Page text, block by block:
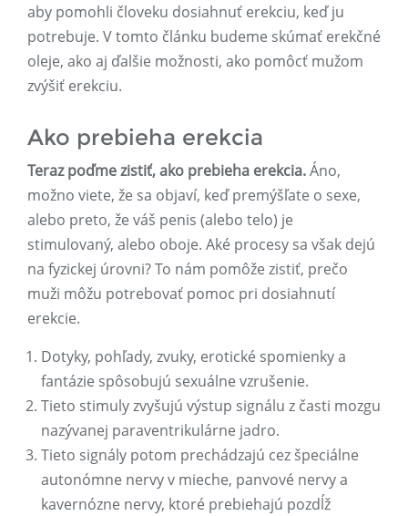
aby pomohli človeku dosiahnuť erekciu, keď ju
potrebuje. V tomto článku budeme skúmať erekčné
oleje, ako aj ďalšie možnosti, ako pomôcť mužom
zvýšiť erekciu.
Ako prebieha erekcia
Teraz poďme zistiť, ako prebieha erekcia.Áno,
možno viete, že sa objaví, keď premýšľate o sexe,
alebo preto, že váš penis (alebo telo) je
stimulovaný, alebo oboje. Aké procesy sa však dejú
na fyzickej úrovni? To nám pomôže zistiť, prečo
muži môžu potrebovať pomoc pri dosiahnutí
erekcie.
Dotyky, pohľady, zvuky, erotické spomienky a
fantázie spôsobujú sexuálne vzrušenie.
Tieto stimuly zvyšujú výstup signálu z časti mozgu
nazývanej paraventrikulárne jadro.
Tieto signály potom prechádzajú cez špeciálne
autonómne nervy v mieche, panvové nervy a
kavernózne nervy, ktoré prebiehajú pozdĺž